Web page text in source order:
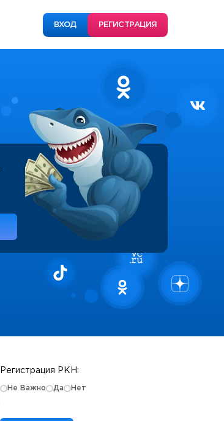
ВХОД РЕГИСТРАЦИЯ
Регистрация РКН:
Не Важно Да Нет